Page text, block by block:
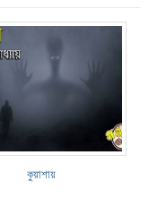
কুয়াশায়